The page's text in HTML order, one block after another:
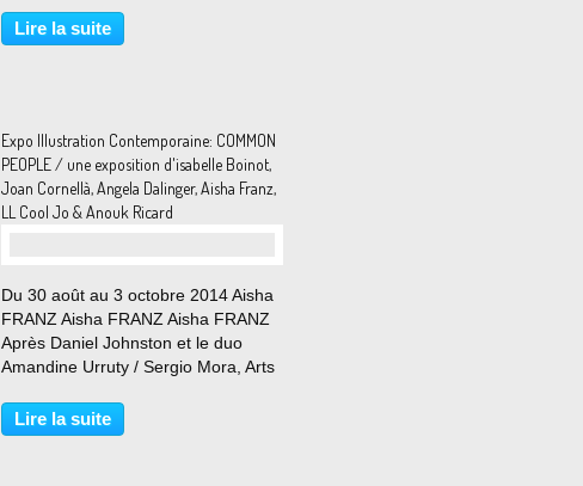
plus d’une quarantaine de nouveaux
dessins. Dans les dessins d’Allyson,
Lire la suite
Expo Illustration Contemporaine: COMMON
PEOPLE / une exposition d'isabelle Boinot,
Joan Cornellà, Angela Dalinger, Aisha Franz,
LL Cool Jo & Anouk Ricard
Du 30 août au 3 octobre 2014 Aisha
FRANZ Aisha FRANZ Aisha FRANZ
Après Daniel Johnston et le duo
Amandine Urruty / Sergio Mora, Arts
la scène graphique internationale
avec l'exposition Common People.
Lire la suite